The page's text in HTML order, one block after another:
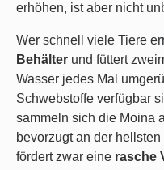
erhöhen, ist aber nicht
Wer schnell viele Tiere
Behälter und füttert
Wasser jedes Mal
Schwebstoffe verfügbar
sammeln sich die Moina
bevorzugt an der
fördert zwar eine rasche